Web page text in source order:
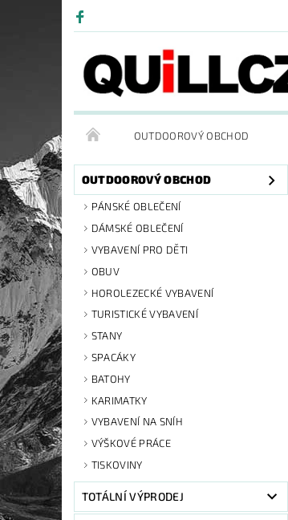
OUTDOOROVÝ OBCHOD
OUTDOOROVÝ OBCHOD
PÁNSKÉ OBLEČENÍ
DÁMSKÉ OBLEČENÍ
VYBAVENÍ PRO DĚTI
OBUV
HOROLEZECKÉ VYBAVENÍ
TURISTICKÉ VYBAVENÍ
STANY
SPACÁKY
BATOHY
KARIMATKY
VYBAVENÍ NA SNÍH
VÝŠKOVÉ PRÁCE
TISKOVINY
TOTÁLNÍ VÝPRODEJ